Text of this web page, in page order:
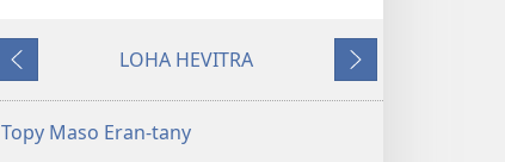
Zavatra
ve
Hiverina
LOHA HEVITRA
Manaraka
Topy Maso Eran-tany